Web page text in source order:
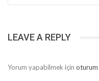
LEAVE A REPLY
Yorum yapabilmek için oturum